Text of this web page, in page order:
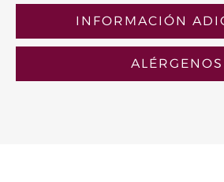
INFORMACIÓN
ALÉRGENOS